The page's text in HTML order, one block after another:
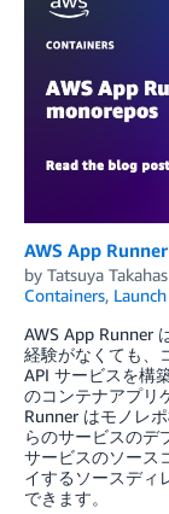
AWS App
by Tatsuya
Containers, Launch
AWS App Runner
経験がなくても、
API サービスを構
のコンテナアプリ
Runner はモノレ
らのサービスのデ
サービスのソース
イするソースディ
できます。